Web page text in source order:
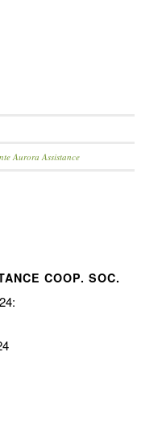
Aurora Assistance
COOP. SOC.